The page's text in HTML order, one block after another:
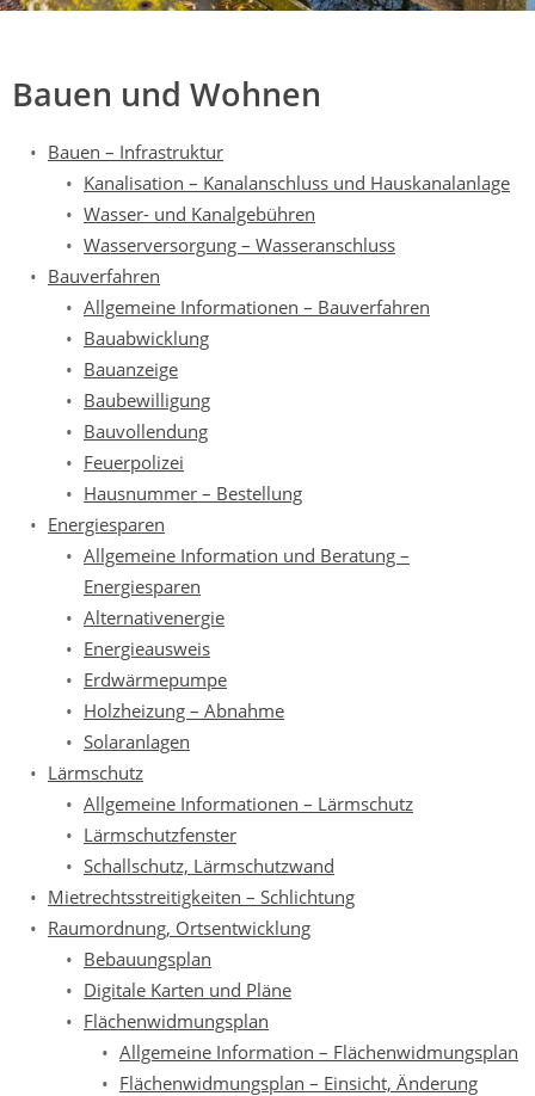
Bauen und Wohnen
Bauen – Infrastruktur
Kanalisation – Kanalanschluss und Hauskanalanlage
Wasser- und Kanalgebühren
Wasserversorgung – Wasseranschluss
Bauverfahren
Allgemeine Informationen – Bauverfahren
Bauabwicklung
Bauanzeige
Baubewilligung
Bauvollendung
Feuerpolizei
Hausnummer – Bestellung
Energiesparen
Allgemeine Information und Beratung –
Energiesparen
Alternativenergie
Energieausweis
Erdwärmepumpe
Holzheizung – Abnahme
Solaranlagen
Lärmschutz
Allgemeine Informationen – Lärmschutz
Lärmschutzfenster
Schallschutz, Lärmschutzwand
Mietrechtsstreitigkeiten – Schlichtung
Raumordnung, Ortsentwicklung
Bebauungsplan
Digitale Karten und Pläne
Flächenwidmungsplan
Allgemeine Information – Flächenwidmungsplan
Flächenwidmungsplan – Einsicht, Änderung